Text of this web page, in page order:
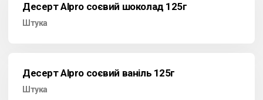
Десерт Alpro соєвий шоколад 125г
Штука
Десерт Alpro соєвий ваніль 125г
Штука